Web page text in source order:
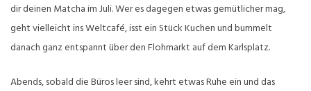
dir deinen Matcha im Juli. Wer es dagegen etwas gemütlicher mag,
geht vielleicht ins Weltcafé, isst ein Stück Kuchen und bummelt
danach ganz entspannt über den Flohmarkt auf dem Karlsplatz.
Abends, sobald die Büros leer sind, kehrt etwas Ruhe ein und das